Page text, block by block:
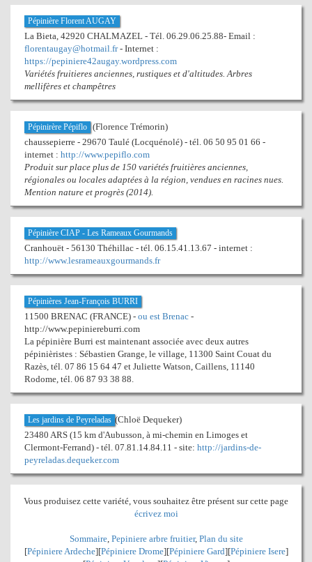
Pépinière Florent AUGAY
La Bieta, 42920 CHALMAZEL - Tél. 06.29.06.25.88- Email :
florentaugay@hotmail.fr- Internet :
https://pepiniere42augay.wordpress.com
Variétés fruitieres anciennes, rustiques et d'altitudes. Arbres
mellifères et champêtres
Pépinirère Pépiflo (Florence Trémorin)
chaussepierre - 29670 Taulé (Locquénolé) - tél. 06 50 95 01 66 -
internet : http://www.pepiflo.com
Produit sur place plus de 150 variétés fruitières anciennes,
régionales ou locales adaptées à la région, vendues en racines nues.
Mention nature et progrès (2014).
Pépinière CIAP - Les Rameaux Gourmands
Cranhouët - 56130 Théhillac - tél. 06.15.41.13.67 - internet :
http://www.lesrameauxgourmands.fr
Pépinières Jean-François BURRI
11500 BRENAC (FRANCE) - ou est Brenac -
http://www.pepiniereburri.com
La pépinière Burri est maintenant associée avec deux autres
pépinièristes : Sébastien Grange, le village, 11300 Saint Couat du
Razès, tél. 07 86 15 64 47 et Juliette Watson, Caillens, 11140
Rodome, tél. 06 87 93 38 88.
Les jardins de Peyreladas (Chloë Dequeker)
23480 ARS (15 km d'Aubusson, à mi-chemin en Limoges et
Clermont-Ferrand) - tél. 07.81.14.84.11 - site: http://jardins-de-
peyreladas.dequeker.com
Vous produisez cette variété, vous souhaitez être présent sur cette page
écrivez moi
Sommaire, Pepiniere arbre fruitier, Plan du site
[Pépiniere Ardeche][Pépiniere Drome][Pépiniere Gard][Pépiniere Isere]